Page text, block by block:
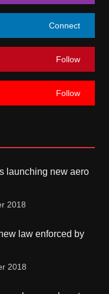
Connect
Follow
Follow
launching new aero
2018
law enforced by
2018